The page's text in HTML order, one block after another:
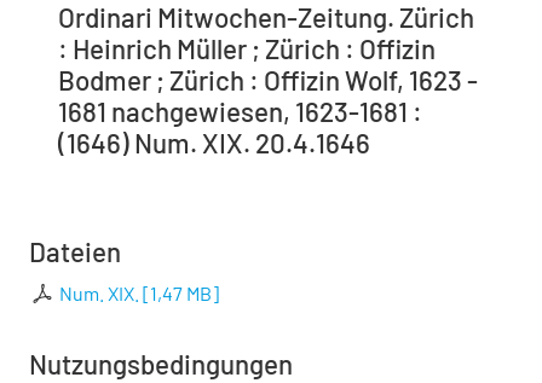
Ordinari Mitwochen-Zeitung. Zürich
: Heinrich Müller ; Zürich : Offizin
Bodmer ; Zürich : Offizin Wolf, 1623 -
1681 nachgewiesen, 1623-1681 :
(1646) Num. XIX. 20.4.1646
Dateien
Num. XIX. [1,47 MB]
Nutzungsbedingungen